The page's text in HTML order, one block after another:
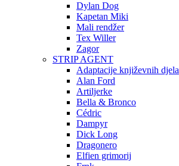
Dylan Dog
Kapetan Miki
Mali rendžer
Tex Willer
Zagor
STRIP AGENT
Adaptacije književnih djela
Alan Ford
Artiljerke
Bella & Bronco
Cédric
Dampyr
Dick Long
Dragonero
Elfien grimorij